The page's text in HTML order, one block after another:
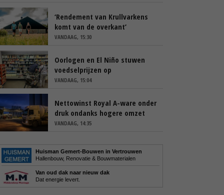
‘Rendement van Krullvarkens
komt van de overkant’
VANDAAG, 15:30
Oorlogen en El Niño stuwen
voedselprijzen op
VANDAAG, 15:04
Nettowinst Royal A-ware onder
druk ondanks hogere omzet
VANDAAG, 14:35
Huisman Gemert-Bouwen in Vertrouwen
Hallenbouw, Renovatie & Bouwmaterialen
Van oud dak naar nieuw dak
Dat energie levert.